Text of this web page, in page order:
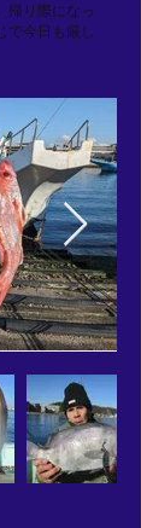
帰り際になっ
で今日も厳し